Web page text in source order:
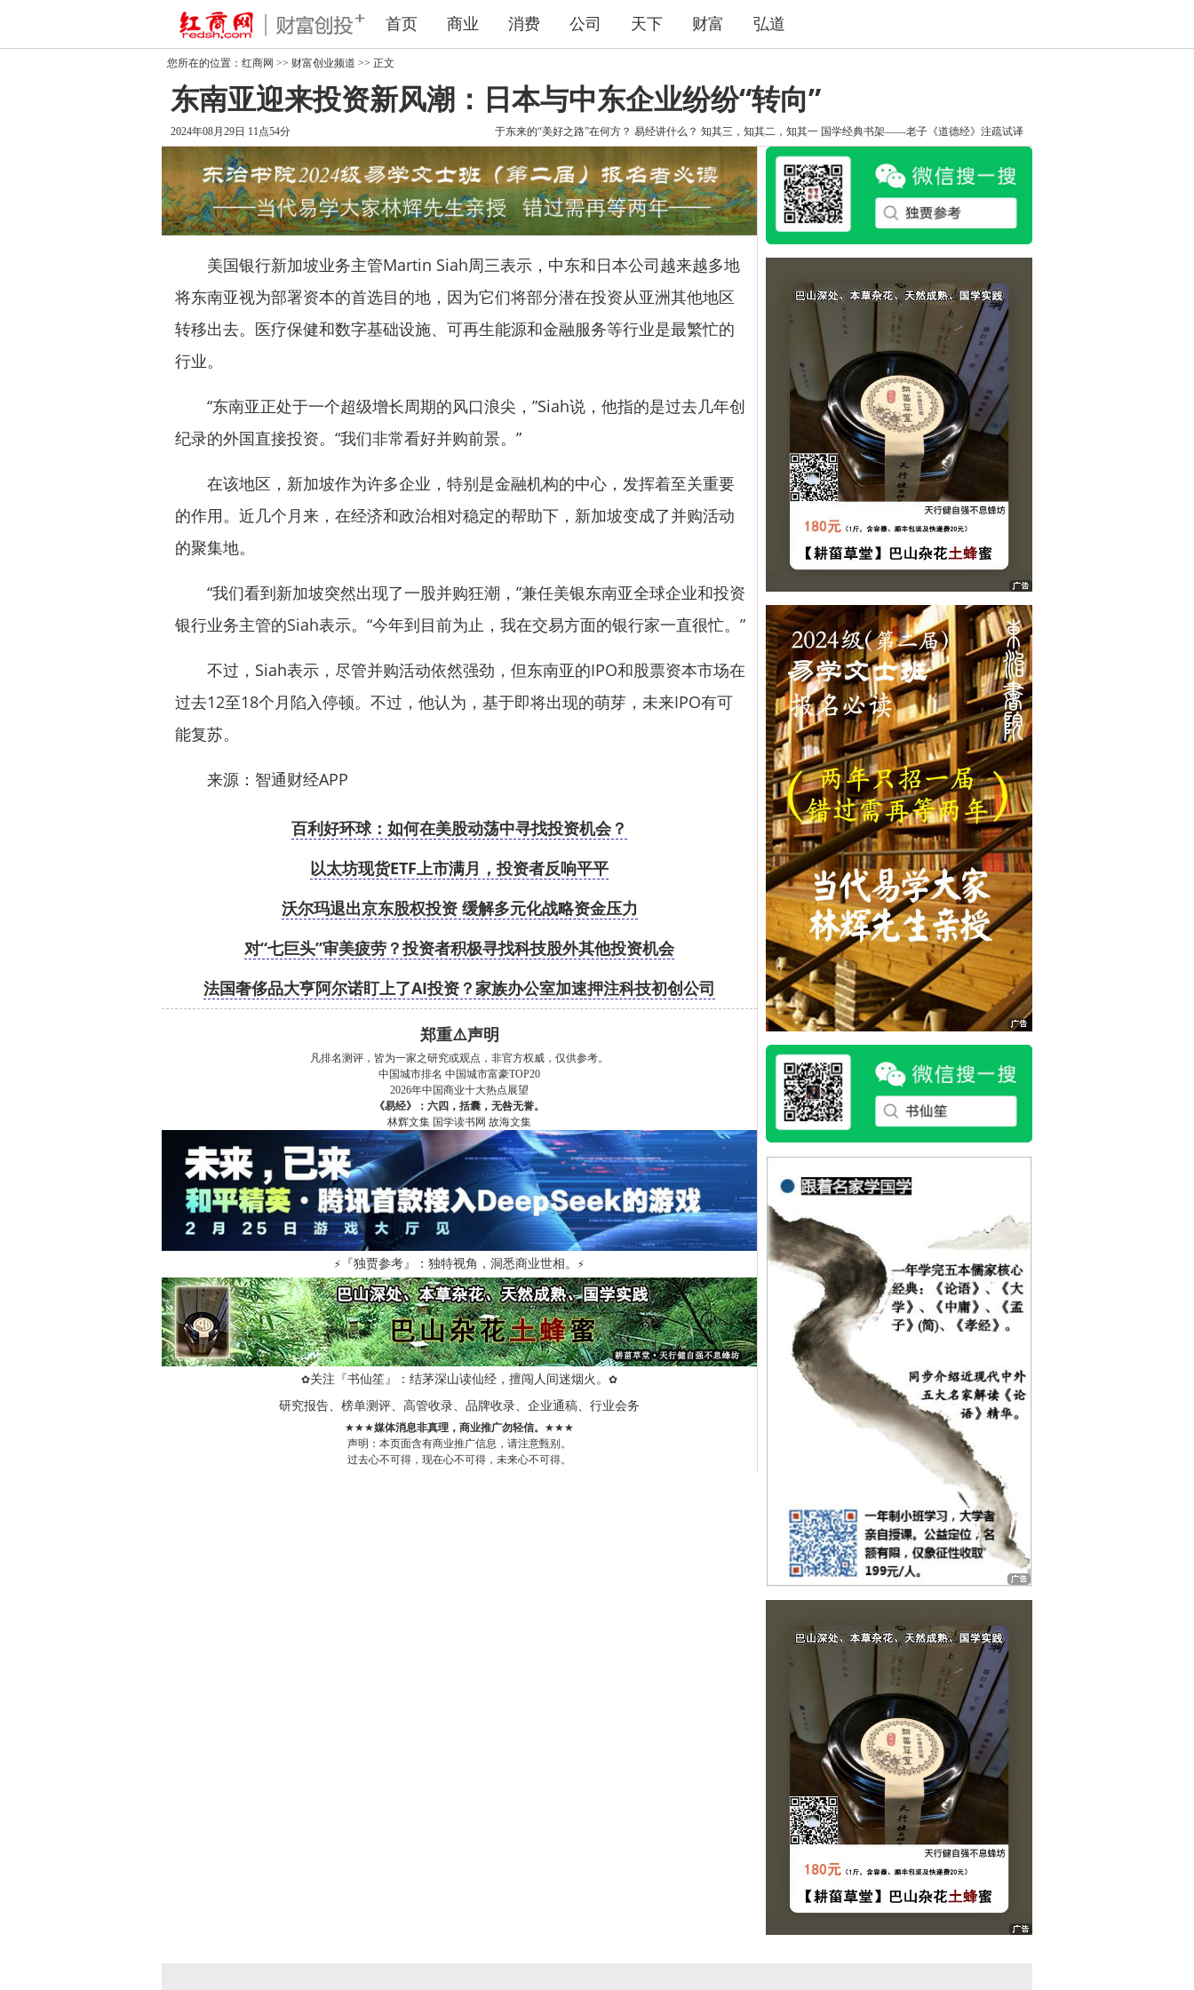
首页 商业 消费 公司 天下 财富 弘道
您所在的位置： 红商网 >> 财富创业频道 >> 正文
东南亚迎来投资新风潮：日本与中东企业纷纷“转向”
2024年08月29日 11点54分 于东来的“美好之路”在何方？ 易经讲什么？ 知其三，知其二，知其一 国学经典书架——老子《道德经》注疏试译
美国银行新加坡业务主管Martin Siah周三表示，中东和日本公司越来越多地
将东南亚视为部署资本的首选目的地，因为它们将部分潜在投资从亚洲其他地区
转移出去。医疗保健和数字基础设施、可再生能源和金融服务等行业是最繁忙的
行业。
“东南亚正处于一个超级增长周期的风口浪尖，”Siah说，他指的是过去几年创
纪录的外国直接投资。“我们非常看好并购前景。”
在该地区，新加坡作为许多企业，特别是金融机构的中心，发挥着至关重要
的作用。近几个月来，在经济和政治相对稳定的帮助下，新加坡变成了并购活动
的聚集地。
“我们看到新加坡突然出现了一股并购狂潮，”兼任美银东南亚全球企业和投资
银行业务主管的Siah表示。“今年到目前为止，我在交易方面的银行家一直很忙。”
不过，Siah表示，尽管并购活动依然强劲，但东南亚的IPO和股票资本市场在
过去12至18个月陷入停顿。不过，他认为，基于即将出现的萌芽，未来IPO有可
能复苏。
来源：智通财经APP
百利好环球：如何在美股动荡中寻找投资机会？
以太坊现货ETF上市满月，投资者反响平平
沃尔玛退出京东股权投资 缓解多元化战略资金压力
对“七巨头”审美疲劳？投资者积极寻找科技股外其他投资机会
法国奢侈品大亨阿尔诺盯上了AI投资？家族办公室加速押注科技初创公司
郑重⚠️声明
凡排名测评，皆为一家之研究或观点，非官方权威，仅供参考。
中国城市排名 中国城市富豪TOP20
2026年中国商业十大热点展望
《易经》：六四，括囊，无咎无誉。
林辉文集 国学读书网 故海文集
⚡ 『独贾参考』：独特视角，洞悉商业世相。 ⚡
✿关注『书仙笙』：结茅深山读仙经，擅闯人间迷烟火。 ✿
研究报告、榜单测评、高管收录、品牌收录、企业通稿、行业会务
★★★媒体消息非真理，商业推广勿轻信。 ★★★
声明：本页面含有商业推广信息，请注意甄别。
过去心不可得，现在心不可得，未来心不可得。